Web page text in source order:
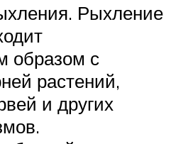
Рыхление
образом с
растений,
и других